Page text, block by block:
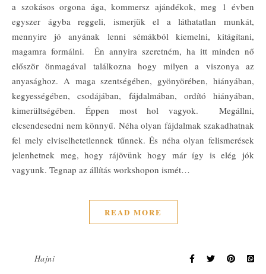
a szokásos orgona ága, kommersz ajándékok, meg 1 évben
egyszer ágyba reggeli, ismerjük el a láthatatlan munkát,
mennyire jó anyának lenni sémákból kiemelni, kitágítani,
magamra formálni. Én annyira szeretném, ha itt minden nő
először önmagával találkozna hogy milyen a viszonya az
anyasághoz. A maga szentségében, gyönyörében, hiányában,
kegyességében, csodájában, fájdalmában, ordító hiányában,
kimerültségében. Éppen most hol vagyok. Megállni,
elcsendesedni nem könnyű. Néha olyan fájdalmak szakadhatnak
fel mely elviselhetetlennek tűnnek. És néha olyan felismerések
jelenhetnek meg, hogy rájövünk hogy már így is elég jók
vagyunk. Tegnap az állítás workshopon ismét…
READ MORE
Hajni